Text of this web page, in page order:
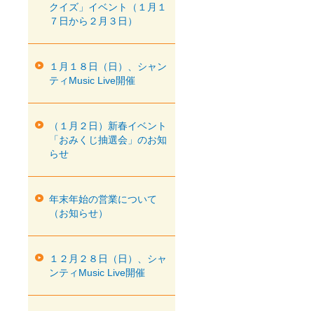
クイズ」イベント（１月１
７日から２月３日）
１月１８日（日）、シャン
ティMusic Live開催
（１月２日）新春イベント
「おみくじ抽選会」のお知
らせ
年末年始の営業について
（お知らせ）
１２月２８日（日）、シャ
ンティMusic Live開催